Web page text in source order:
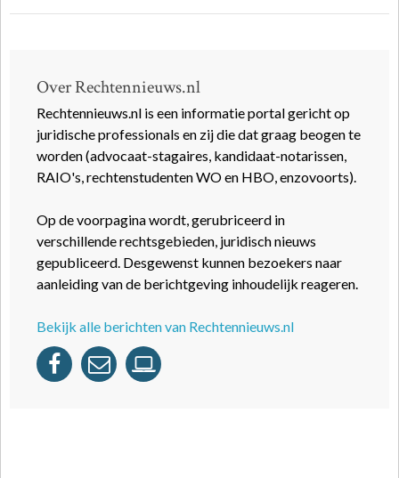
Over Rechtennieuws.nl
Rechtennieuws.nl is een informatie portal gericht op
juridische professionals en zij die dat graag beogen te
worden (advocaat-stagaires, kandidaat-notarissen,
RAIO's, rechtenstudenten WO en HBO, enzovoorts).
Op de voorpagina wordt, gerubriceerd in
verschillende rechtsgebieden, juridisch nieuws
gepubliceerd. Desgewenst kunnen bezoekers naar
aanleiding van de berichtgeving inhoudelijk reageren.
Bekijk alle berichten van Rechtennieuws.nl